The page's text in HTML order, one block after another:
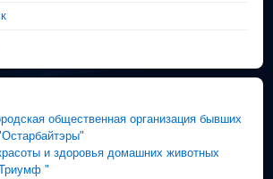
общественная организация бывших
и здоровья домашних животных
"